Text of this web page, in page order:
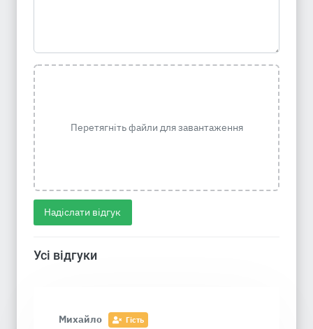
Перетягніть файли для завантаження
Надіслати відгук
Усі відгуки
Михайло Гість